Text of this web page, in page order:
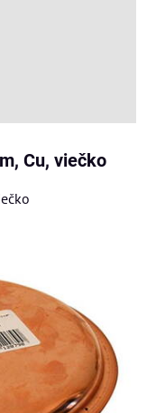
Cu, viečko